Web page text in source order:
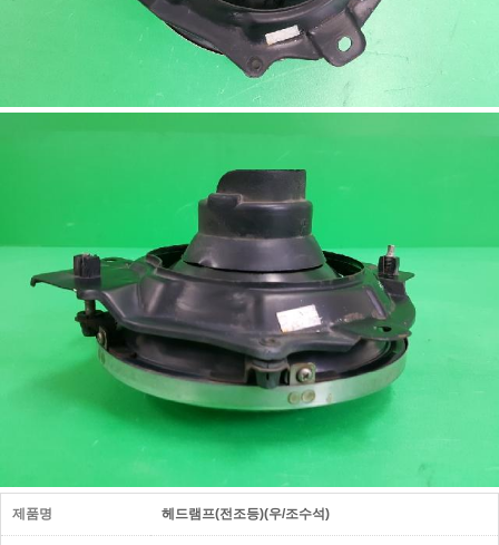
제품명 헤드램프(전조등)(우/조수석)